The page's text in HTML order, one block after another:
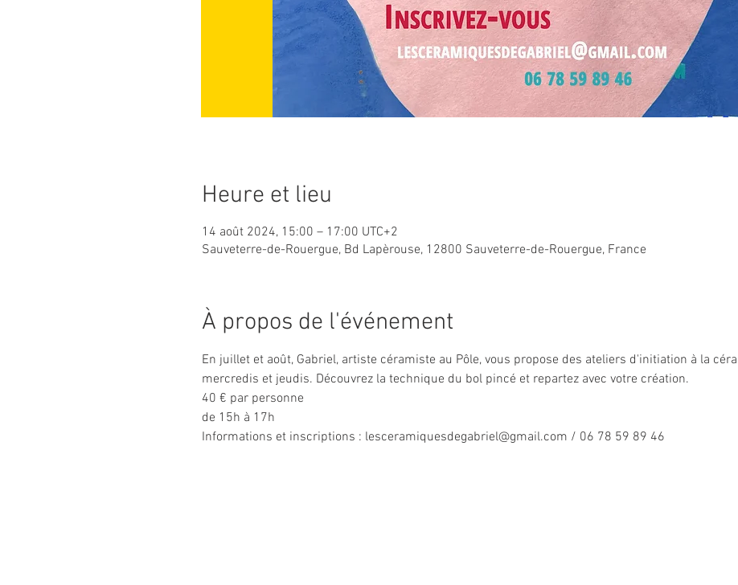
Heure et lieu
14 août 2024, 15:00 – 17:00 UTC+2
Sauveterre-de-Rouergue, Bd Lapèrouse, 12800 Sauveterre-de-Rouergue, France
À propos de l'événement
En juillet et août, Gabriel, artiste céramiste au Pôle, vous propose des ateliers d'initiation à la
mercredis et jeudis. Découvrez la technique du bol pincé et repartez avec votre création.
40 € par personne
de 15h à 17h
Informations et inscriptions : lesceramiquesdegabriel@gmail.com / 06 78 59 89 46